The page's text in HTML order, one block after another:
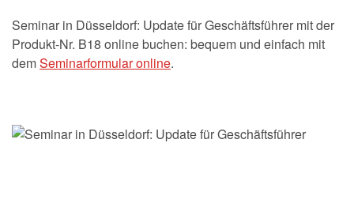
Seminar in Düsseldorf: Update für Geschäftsführer mit der
Produkt-Nr. B18 online buchen: bequem und einfach mit
demSeminarformular online.